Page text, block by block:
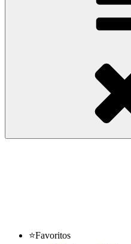
⭐Favoritos